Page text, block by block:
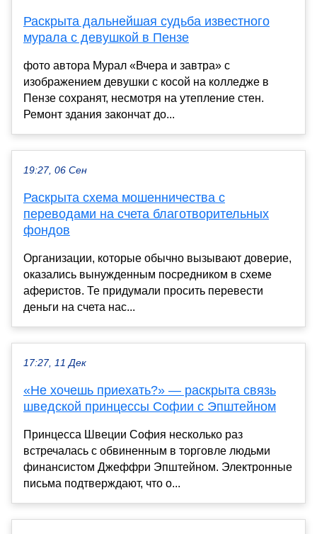
Раскрыта дальнейшая судьба известного
мурала с девушкой в Пензе
фото автора Мурал «Вчера и завтра» с
изображением девушки с косой на колледже в
Пензе сохранят, несмотря на утепление стен.
Ремонт здания закончат до...
19:27, 06 Сен
Раскрыта схема мошенничества с
переводами на счета благотворительных
фондов
Организации, которые обычно вызывают доверие,
оказались вынужденным посредником в схеме
аферистов. Те придумали просить перевести
деньги на счета нас...
17:27, 11 Дек
«Не хочешь приехать?» — раскрыта связь
шведской принцессы Софии с Эпштейном
Принцесса Швеции София несколько раз
встречалась с обвиненным в торговле людьми
финансистом Джеффри Эпштейном. Электронные
письма подтверждают, что о...